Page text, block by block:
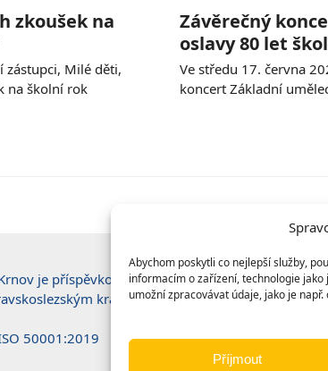
Abychom poskytli co nejlepší služby,
informacím o zařízení, technologie jako
umožní zpracovávat údaje, jako je
Příjmout
zkoušek na
zástupci, Milé děti,
na školní rok
Závěrečný
oslavy 80 let
Ve středu 17. června
koncert Základní
je příspěvkovou
krajem.
50001:2019